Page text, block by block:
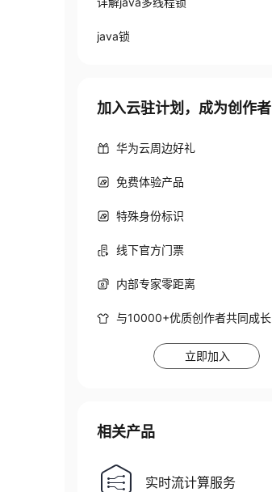
java锁
加入云驻计划，成为创作者
华为云周边好礼
免费体验产品
特殊身份标识
线下官方门票
内部专家零距离
与10000+优质创作者共同成长
立即加入
相关产品
实时流计算服务